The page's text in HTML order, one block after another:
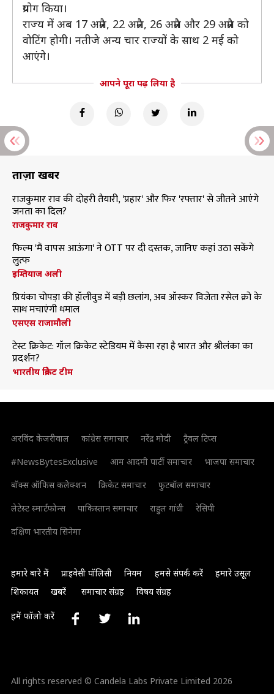
प्रयोग किया।
राज्य में अब 17 अप्रैल, 22 अप्रैल, 26 अप्रैल और 29 अप्रैल को
वोटिंग होगी। नतीजे अन्य चार राज्यों के साथ 2 मई को
आएंगे।
आपने पूरा पढ़ लिया है
ताज़ा खबरें
राजकुमार राव की दोहरी तैयारी, 'प्रहार' और फिर 'रफ्तार' से जीतने आएंगे
जनता का दिल?
राजकुमार राव
फिल्म 'मैं वापस आऊंगा' ने OTT पर दी दस्तक, जानिए कहां उठा सकेंगे
लुत्फ
इम्तियाज अली
प्रियंका चोपड़ा की हॉलीवुड में बड़ी छलांग, अब ऑस्कर विजेता रसेल क्रो के
साथ मचाएंगी धमाल
एसएस राजामौली
टेस्ट क्रिकेट: गॉल क्रिकेट स्टेडियम में कैसा रहा है भारत और श्रीलंका का
प्रदर्शन?
भारतीय क्रिकेट टीम
अरविंद केजरीवाल कांग्रेस समाचार नरेंद्र मोदी
ट्रैवल टिप्स
#NewsBytesExclusive
आम आदमी पार्टी समाचार
भाजपा समाचार
बॉक्स ऑफिस कलेक्शन
क्रिकेट समाचार
फुटबॉल समाचार
लेटेस्ट स्मार्टफोन्स
पाकिस्तान समाचार राहुल गांधी
रेसिपी
दक्षिण भारतीय सिनेमा
हमारे बारे में प्राइवेसी पॉलिसी नियम हमसे संपर्क करें
हमारे उसूल
शिकायत
खबरें समाचार संग्रह विषय संग्रह
हमें फॉलो करें
All rights reserved © Candela Labs Private Limited 2026